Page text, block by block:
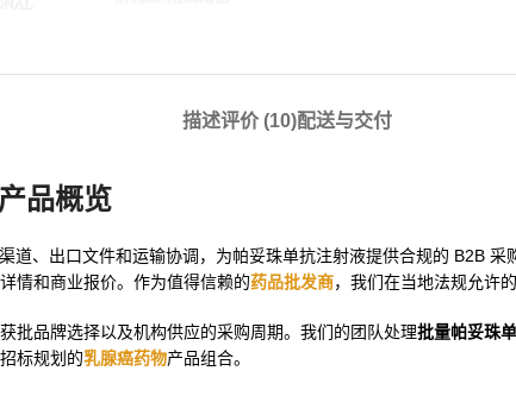
描述评价 (10)配送与交付
品概览
道、出口文件和运输协调，为帕妥珠单抗注射液提供合规的 B2B
情和商业报价。作为值得信赖的药品批发商，我们在当地法规允许
批品牌选择以及机构供应的采购周期。我们的团队处理批量帕妥珠
标规划的乳腺癌药物产品组合。